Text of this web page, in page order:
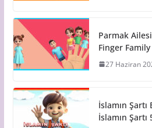
Parmak Ailesi
Finger
27 Haziran
İslamın Şartı
İslamın